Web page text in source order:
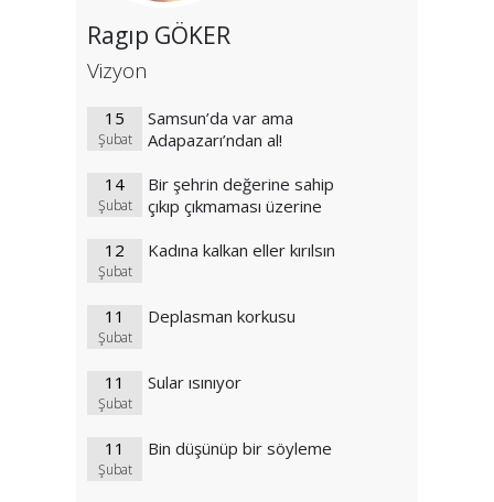
Ragıp GÖKER
Vizyon
15
Şubat
Samsun’da var ama
Adapazarı’ndan al!
14
Şubat
Bir şehrin değerine sahip
çıkıp çıkmaması üzerine
12
Şubat
Kadına kalkan eller kırılsın
11
Şubat
Deplasman korkusu
11
Şubat
Sular ısınıyor
11
Şubat
Bin düşünüp bir söyleme